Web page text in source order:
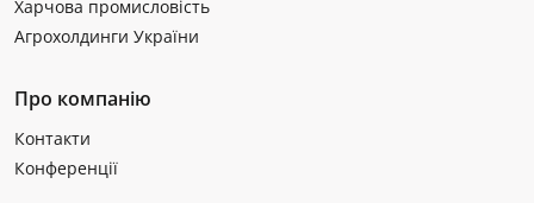
Харчова промисловість
Агрохолдинги України
Про компанію
Контакти
Конференції